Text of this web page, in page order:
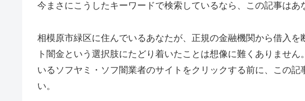
今まさにこうしたキーワードで検索しているなら、この記事はあ
相模原市緑区に住んでいるあなたが、正規の金融機関から借入を
ト闇金という選択肢にたどり着いたことは想像に難くありませ
いるソフヤミ・ソフ闇業者のサイトをクリックする前に、この記
い。